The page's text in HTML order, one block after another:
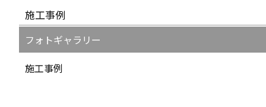
施工事例
フォトギャラリー
施工事例